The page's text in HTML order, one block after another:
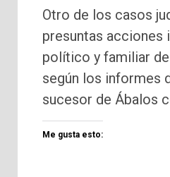
Otro de los casos
presuntas acciones
político y familiar
según los informes
sucesor de Ábalos
Me gusta esto: